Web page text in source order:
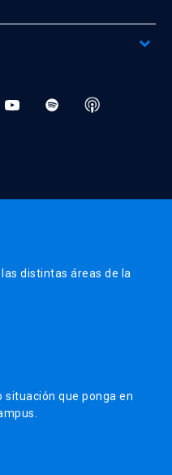
distintas áreas de la
situación que ponga en